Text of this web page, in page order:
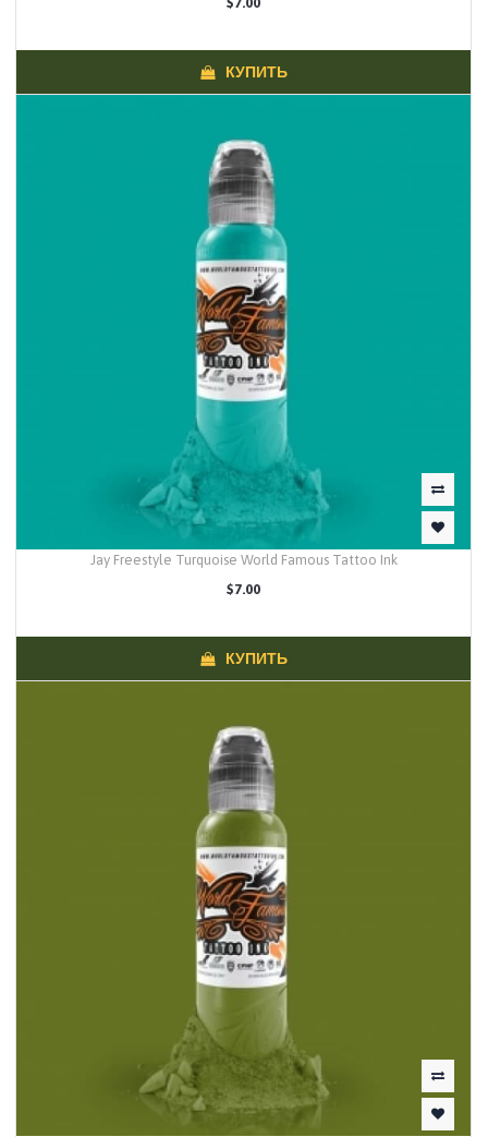
КУПИТЬ
Jay Freestyle Turquoise World Famous Tattoo Ink
$7.00
КУПИТЬ